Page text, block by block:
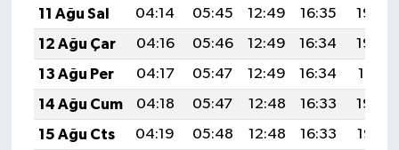
11 Ağu Sal
04:14 05:45 12:49 16:35
19:43
12 Ağu Çar
04:16 05:46 12:49 16:34
19:42
13 Ağu Per
04:17 05:47 12:49 16:34
19:41
14 Ağu Cum
04:18 05:47 12:48 16:33
19:40
15 Ağu Cts
04:19 05:48 12:48 16:33
19:38